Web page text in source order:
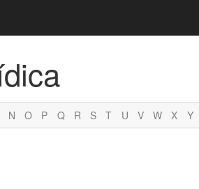
N O P Q R S T U V W X Y